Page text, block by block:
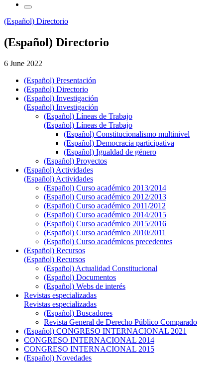
(Español) Directorio
(Español) Directorio
6 June 2022
(Español) Presentación
(Español) Directorio
(Español) Investigación
(Español) Investigación
(Español) Líneas de Trabajo
(Español) Líneas de Trabajo
(Español) Constitucionalismo multinivel
(Español) Democracia participativa
(Español) Igualdad de género
(Español) Proyectos
(Español) Actividades
(Español) Actividades
(Español) Curso académico 2013/2014
(Español) Curso académico 2012/2013
(Español) Curso académico 2011/2012
(Español) Curso académico 2014/2015
(Español) Curso académico 2015/2016
(Español) Curso académico 2010/2011
(Español) Curso académicos precedentes
(Español) Recursos
(Español) Recursos
(Español) Actualidad Constitucional
(Español) Documentos
(Español) Webs de interés
Revistas especializadas
Revistas especializadas
(Español) Buscadores
Revista General de Derecho Público Comparado
(Español) CONGRESO INTERNACIONAL 2021
CONGRESO INTERNACIONAL 2014
CONGRESO INTERNACIONAL 2015
(Español) Novedades